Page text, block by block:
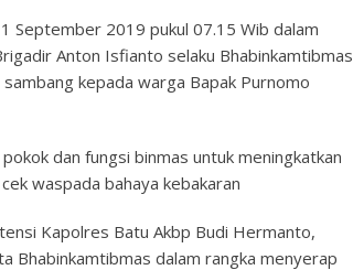
September 2019 pukul 07.15 Wib dalam
Anton Isfianto selaku Bhabinkamtibmas
kepada warga Bapak Purnomo
dan fungsi binmas untuk meningkatkan
waspada bahaya kebakaran
Kapolres Batu Akbp Budi Hermanto,
Bhabinkamtibmas dalam rangka menyerap